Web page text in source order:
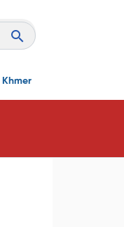
Khmer